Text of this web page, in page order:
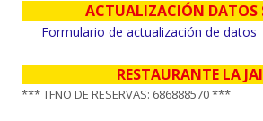
ACTUALIZACIÓN DATOS
Formulario de actualización de datos
RESTAURANTE LA
*** TFNO DE RESERVAS: 686888570 ***